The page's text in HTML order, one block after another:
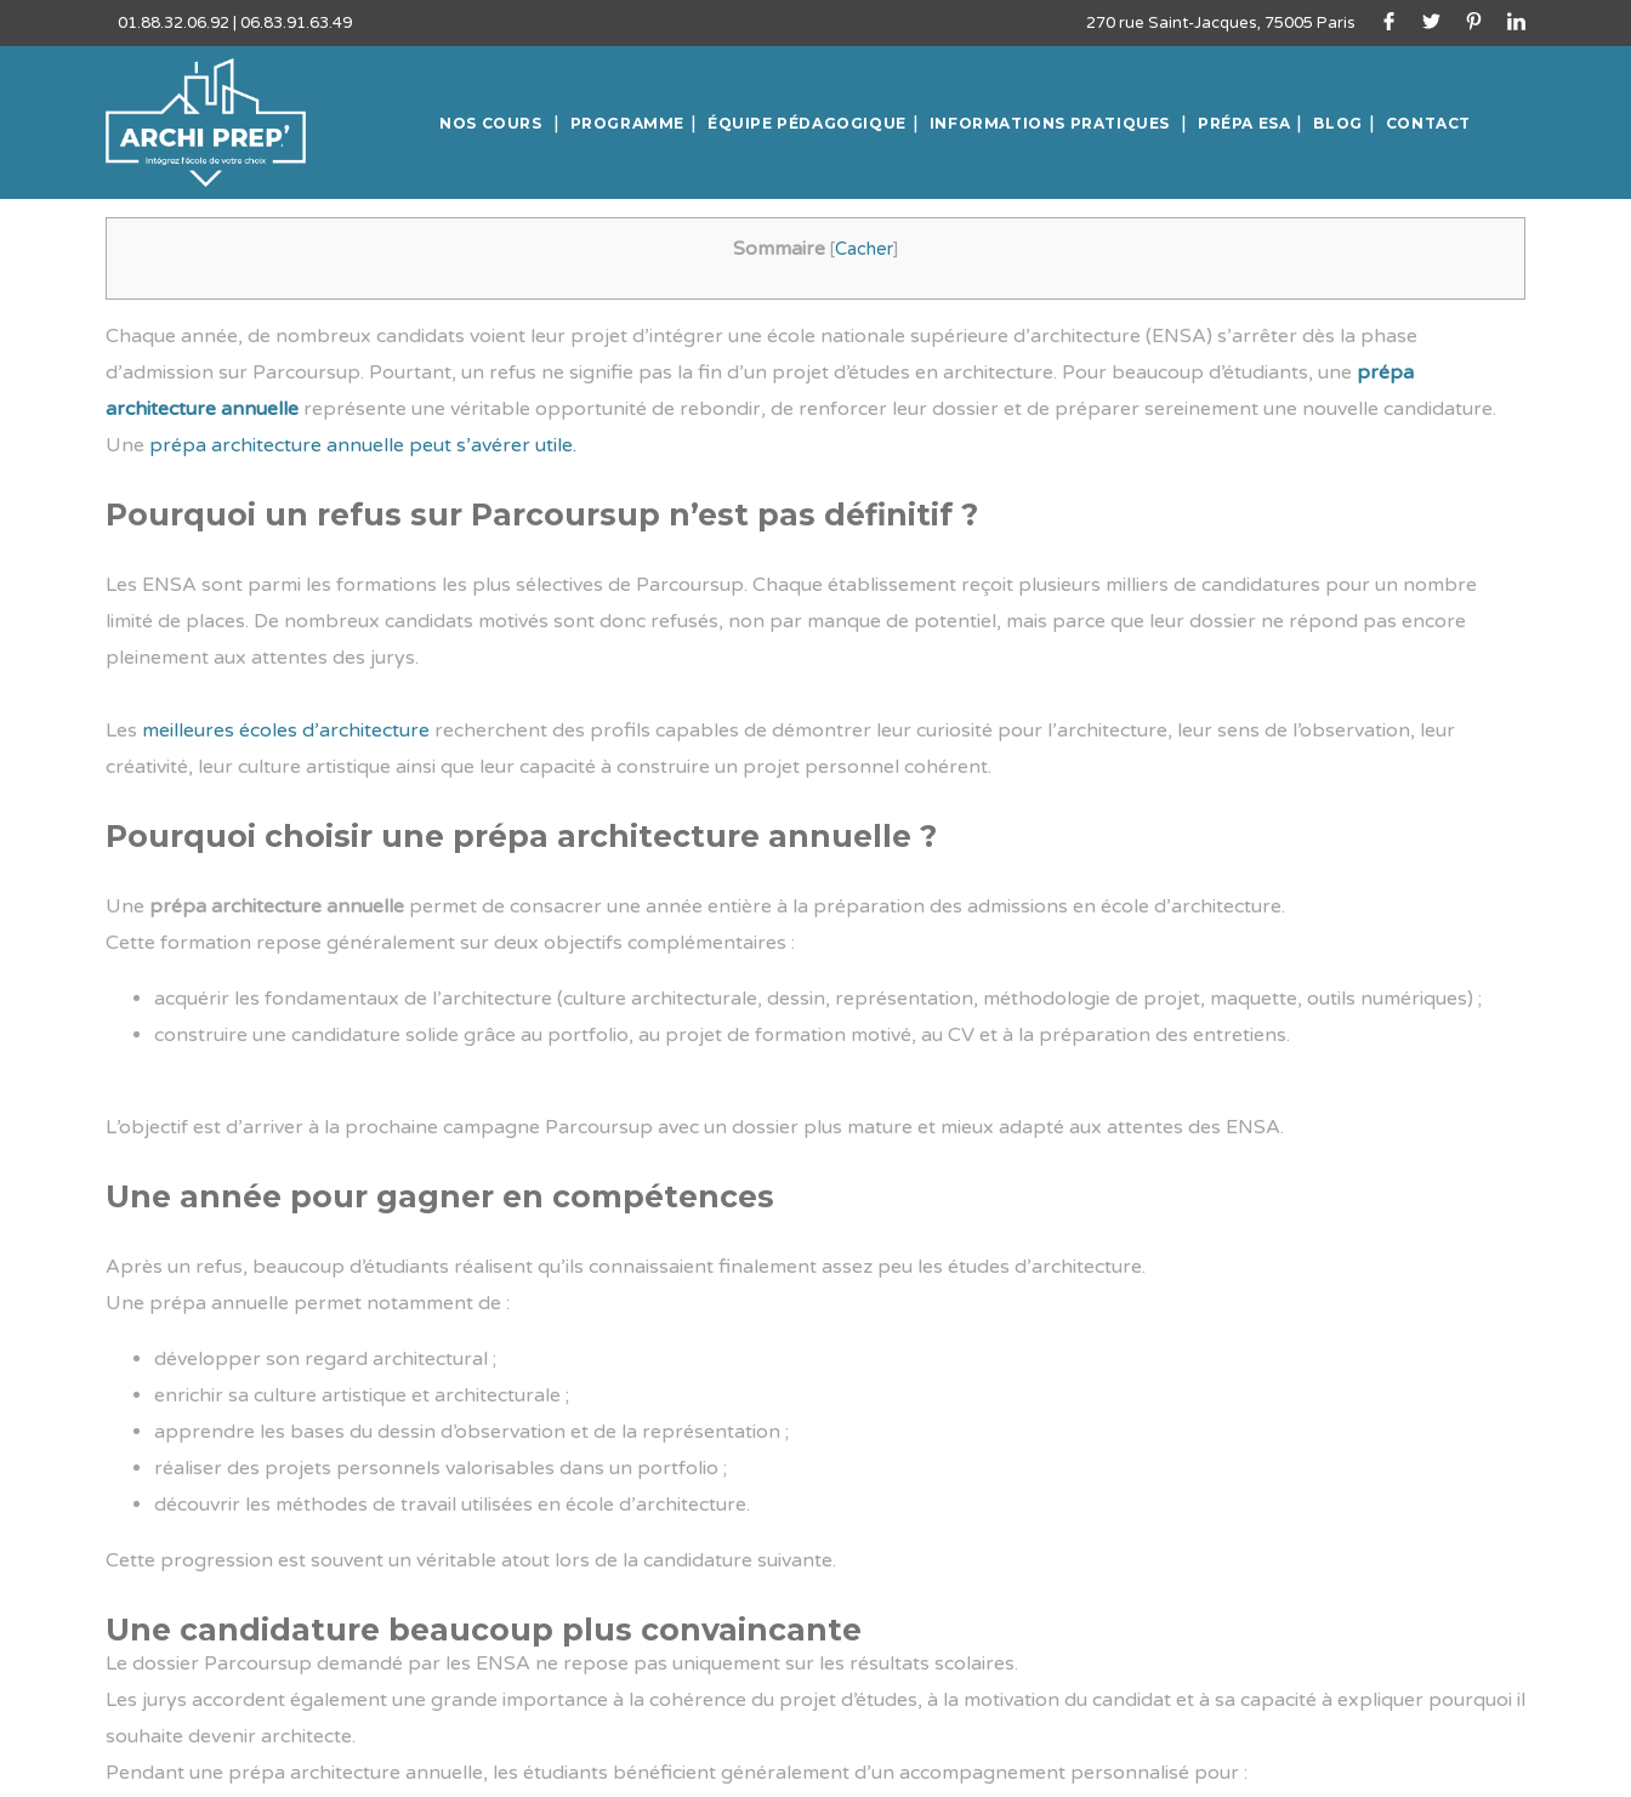
01.88.32.06.92 | 06.83.91.63.49 270 rue Saint-Jacques, 75005 Paris
NOS COURS PROGRAMME ÉQUIPE PÉDAGOGIQUE INFORMATIONS PRATIQUES PRÉPA ESA BLOG CONTACT
Sommaire [Cacher]
Chaque année, de nombreux candidats voient leur projet d’intégrer une école nationale supérieure d’architecture (ENSA) s’arrêter dès la phase
d’admission sur Parcoursup. Pourtant, un refus ne signifie pas la fin d’un projet d’études en architecture. Pour beaucoup d’étudiants, une prépa
architecture annuelle représente une véritable opportunité de rebondir, de renforcer leur dossier et de préparer sereinement une nouvelle candidature.
Une prépa architecture annuelle peut s’avérer utile.
Pourquoi un refus sur Parcoursup n’est pas définitif ?
Les ENSA sont parmi les formations les plus sélectives de Parcoursup. Chaque établissement reçoit plusieurs milliers de candidatures pour un nombre
limité de places. De nombreux candidats motivés sont donc refusés, non par manque de potentiel, mais parce que leur dossier ne répond pas encore
pleinement aux attentes des jurys.
Les meilleures écoles d’architecture recherchent des profils capables de démontrer leur curiosité pour l’architecture, leur sens de l’observation, leur
créativité, leur culture artistique ainsi que leur capacité à construire un projet personnel cohérent.
Pourquoi choisir une prépa architecture annuelle ?
Une prépa architecture annuelle permet de consacrer une année entière à la préparation des admissions en école d’architecture.
Cette formation repose généralement sur deux objectifs complémentaires :
acquérir les fondamentaux de l’architecture (culture architecturale, dessin, représentation, méthodologie de projet, maquette, outils numériques) ;
construire une candidature solide grâce au portfolio, au projet de formation motivé, au CV et à la préparation des entretiens.
L’objectif est d’arriver à la prochaine campagne Parcoursup avec un dossier plus mature et mieux adapté aux attentes des ENSA.
Une année pour gagner en compétences
Après un refus, beaucoup d’étudiants réalisent qu’ils connaissaient finalement assez peu les études d’architecture.
Une prépa annuelle permet notamment de :
développer son regard architectural ;
enrichir sa culture artistique et architecturale ;
apprendre les bases du dessin d’observation et de la représentation ;
réaliser des projets personnels valorisables dans un portfolio ;
découvrir les méthodes de travail utilisées en école d’architecture.
Cette progression est souvent un véritable atout lors de la candidature suivante.
Une candidature beaucoup plus convaincante
Le dossier Parcoursup demandé par les ENSA ne repose pas uniquement sur les résultats scolaires.
Les jurys accordent également une grande importance à la cohérence du projet d’études, à la motivation du candidat et à sa capacité à expliquer pourquoi il
souhaite devenir architecte.
Pendant une prépa architecture annuelle, les étudiants bénéficient généralement d’un accompagnement personnalisé pour :